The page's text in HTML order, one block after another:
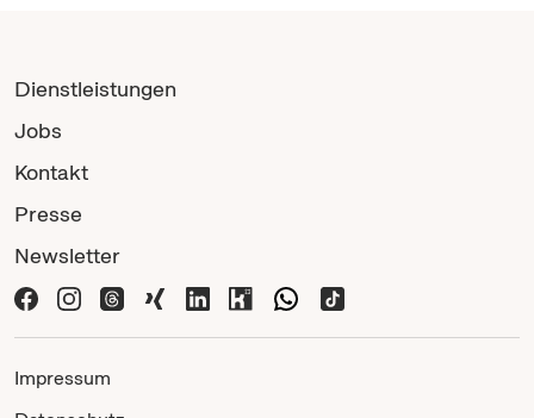
Dienstleistungen
Jobs
Kontakt
Presse
Newsletter
Impressum